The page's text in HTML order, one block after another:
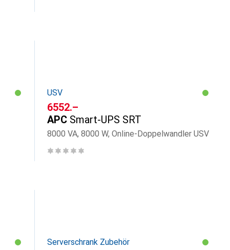
USV
CHF
6552.–
APC Smart-UPS SRT
8000 VA, 8000 W, Online-Doppelwandler USV
Serverschrank Zubehör